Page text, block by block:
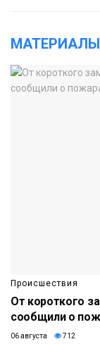
Происшествия
От короткого
сообщили о
06 августа 712